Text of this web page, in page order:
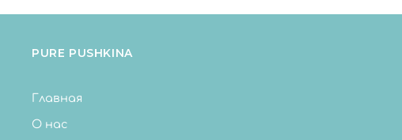
PURE PUSHKINA
Главная
О нас